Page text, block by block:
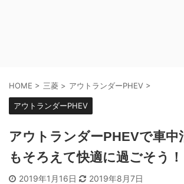
HOME > 三菱 > アウトランダーPHEV >
アウトランダーPHEV
アウトランダーPHEVで車中
もそろえて快適に過ごそう！
2019年1月16日 2019年8月7日